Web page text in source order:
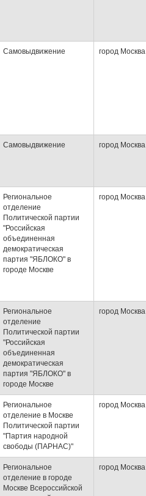
Самовыдвижение город Москва
Самовыдвижение город Москва
Региональное
отделение
Политической партии
"Российская
объединенная
демократическая
партия "ЯБЛОКО" в
городе Москве
город Москва
Региональное
отделение
Политической партии
"Российская
объединенная
демократическая
партия "ЯБЛОКО" в
городе Москве
город Москва
Региональное
отделение в Москве
Политической партии
"Партия народной
свободы (ПАРНАС)"
город Москва
Региональное
отделение в городе
Москве Всероссийской
город Москва